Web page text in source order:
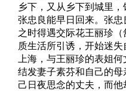
乡下，又从乡下到城里
张忠良能早日回来。张
之时得遇交际花王丽珍
质生活所引诱，开始迷
上海，与王丽珍的表姐
结发妻子素芬和自己的
己日夜思念的丈夫，而